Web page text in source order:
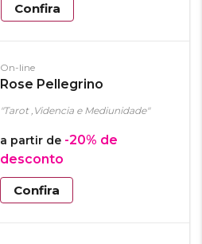
Confira
On-line
Rose Pellegrino
"Tarot ,Videncia e Mediunidade"
a partir de -20% de
desconto
Confira